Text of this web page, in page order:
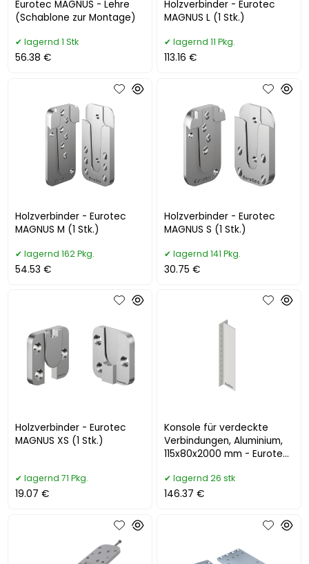
Eurotec MAGNUS - Lehre
(Schablone zur Montage)
lagernd 1 Stk
56.38 €
Holzverbinder - Eurotec
MAGNUS L (1 Stk.)
lagernd 11 Pkg.
113.16 €
Holzverbinder - Eurotec
MAGNUS M (1 Stk.)
lagernd 162 Pkg.
54.53 €
Holzverbinder - Eurotec
MAGNUS S (1 Stk.)
lagernd 141 Pkg.
30.75 €
Holzverbinder - Eurotec
MAGNUS XS (1 Stk.)
lagernd 71 Pkg.
19.07 €
Konsole für verdeckte
Verbindungen, Aluminium,
115x80x2000 mm - Eurotec
lagernd 26 stk
146.37 €